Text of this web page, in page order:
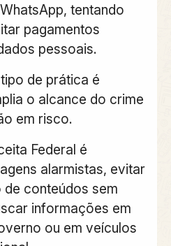
tentando
pagamentos
pessoais.
de prática é
o alcance do crime
em risco.
Federal é
alarmistas, evitar
conteúdos sem
informações em
ou em veículos